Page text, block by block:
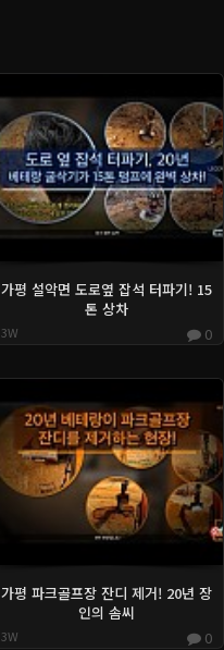
가평 설악면 도로옆 잡석 터파기! 15
톤 상차
3W 0
가평 파크골프장 잔디 제거! 20년 장
인의 솜씨
3W 0